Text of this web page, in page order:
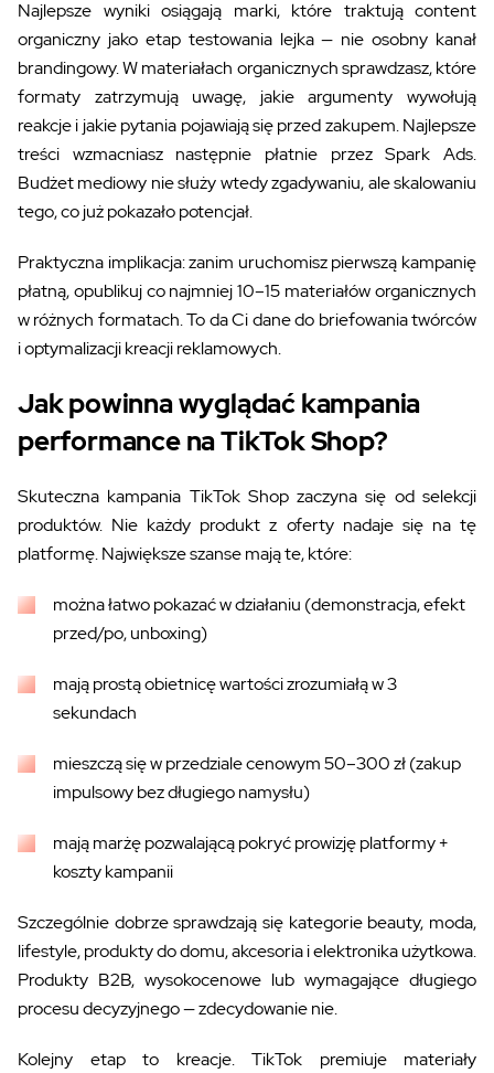
Najlepsze wyniki osiągają marki, które traktują content
organiczny jako etap testowania lejka — nie osobny kanał
brandingowy. W materiałach organicznych sprawdzasz, które
formaty zatrzymują uwagę, jakie argumenty wywołują
reakcje i jakie pytania pojawiają się przed zakupem. Najlepsze
treści wzmacniasz następnie płatnie przez Spark Ads.
Budżet mediowy nie służy wtedy zgadywaniu, ale skalowaniu
tego, co już pokazało potencjał.
Praktyczna implikacja: zanim uruchomisz pierwszą kampanię
płatną, opublikuj co najmniej 10–15 materiałów organicznych
w różnych formatach. To da Ci dane do briefowania twórców
i optymalizacji kreacji reklamowych.
Jak powinna wyglądać kampania
performance na TikTok Shop?
Skuteczna kampania TikTok Shop zaczyna się od selekcji
produktów. Nie każdy produkt z oferty nadaje się na tę
platformę. Największe szanse mają te, które:
można łatwo pokazać w działaniu (demonstracja, efekt
przed/po, unboxing)
mają prostą obietnicę wartości zrozumiałą w 3
sekundach
mieszczą się w przedziale cenowym 50–300 zł (zakup
impulsowy bez długiego namysłu)
mają marżę pozwalającą pokryć prowizję platformy +
koszty kampanii
Szczególnie dobrze sprawdzają się kategorie beauty, moda,
lifestyle, produkty do domu, akcesoria i elektronika użytkowa.
Produkty B2B, wysokocenowe lub wymagające długiego
procesu decyzyjnego — zdecydowanie nie.
Kolejny etap to kreacje. TikTok premiuje materiały